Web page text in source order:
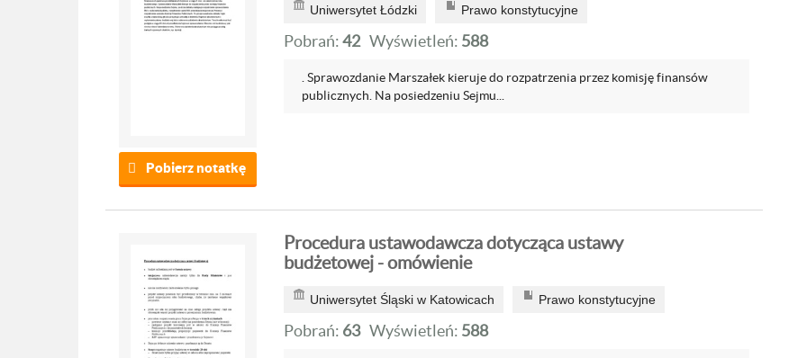
Pobierz notatkę
Uniwersytet Łódzki Prawo konstytucyjne
Pobrań:42 Wyświetleń: 588
. Sprawozdanie Marszałek kieruje do rozpatrzenia przez komisję finansów
publicznych. Na posiedzeniu Sejmu...
Procedura ustawodawcza dotycząca ustawy
budżetowej - omówienie
Uniwersytet Śląski w Katowicach Prawo konstytucyjne
Pobrań: 63 Wyświetleń: 588